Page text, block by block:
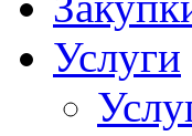
Услуги